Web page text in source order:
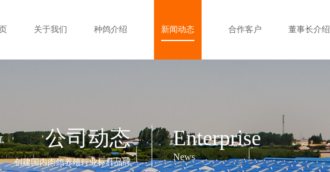
关于我们 种鸽介绍 新闻动态 合作客户 董事长介绍
公司动态
创建国内肉鸽养殖行业标杆品牌
Enterprise
News